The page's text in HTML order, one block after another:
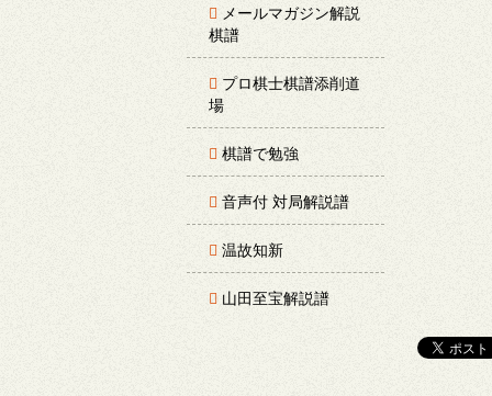
メールマガジン解説
棋譜
プロ棋士棋譜添削道
場
棋譜で勉強
音声付 対局解説譜
温故知新
山田至宝解説譜